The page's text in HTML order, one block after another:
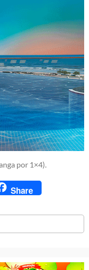
por 1×4).
Share